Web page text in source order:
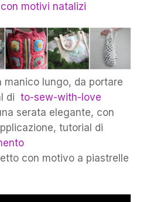
motivi natalizi
manico lungo, da portare
di to-sew-with-love
serata elegante, con
tutorial di
con motivo a piastrelle